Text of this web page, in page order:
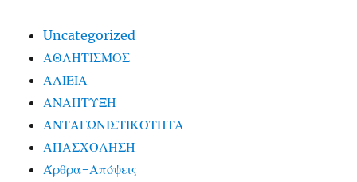
Uncategorized
ΑΘΛΗΤΙΣΜΟΣ
ΑΛΙΕΙΑ
ΑΝΑΠΤΥΞΗ
ΑΝΤΑΓΩΝΙΣΤΙΚΟΤΗΤΑ
ΑΠΑΣΧΟΛΗΣΗ
Άρθρα-Απόψεις